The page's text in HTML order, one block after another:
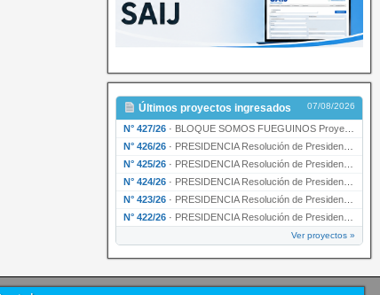
Últimos proyectos ingresados 07/08/2026
N° 427/26 · BLOQUE SOMOS FUEGUINOS Proyecto de Declaración declarando de interés provincial PRESIDENCI…
N° 426/26 · PRESIDENCIA Resolución de Presidencia N° 216/26 declarando de interés provincial la labor …
N° 425/26 · PRESIDENCIA Resolución de Presidencia N° 212/26 declarando de interés provincial el “50° A…
N° 424/26 · PRESIDENCIA Resolución de Presidencia Nº 210/26 declarando de interés provincial el proyec…
N° 423/26 · PRESIDENCIA Resolución de Presidencia Nº 209/26 declarando de interés provincial la presen…
N° 422/26 · PRESIDENCIA Resolución de Presidencia N° 200/26 para su ratificación.
Ver proyectos »